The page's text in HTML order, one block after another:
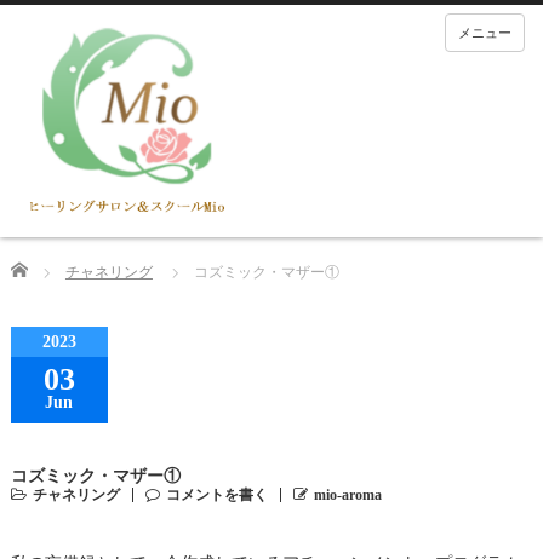
メニュー
Home チャネリング コズミック・マザー①
2023
03
Jun
コズミック・マザー①
チャネリング コメントを書く mio-aroma